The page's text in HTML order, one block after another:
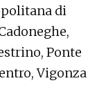
di
Ponte
Vigonza